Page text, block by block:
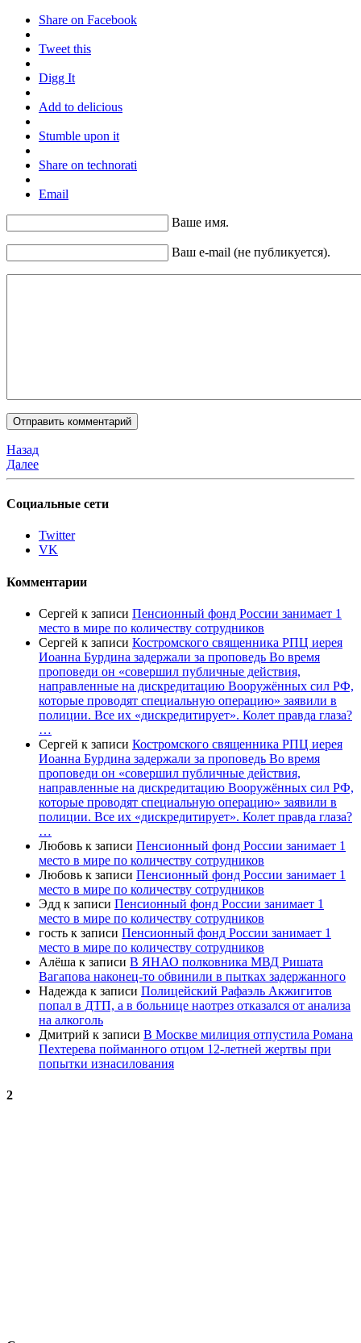
Share on Facebook
Tweet this
Digg It
Add to delicious
Stumble upon it
Share on technorati
Email
Ваше имя.
Ваш e-mail (не публикуется).
Назад
Далее
Социальные сети
Twitter
VK
Комментарии
Сергей к записи Пенсионный фонд России занимает 1
место в мире по количеству сотрудников
Сергей к записи Костромского священника РПЦ иерея
Иоанна Бурдина задержали за проповедь Во время
проповеди он «совершил публичные действия,
направленные на дискредитацию Вооружённых сил РФ,
которые проводят специальную операцию» заявили в
полиции. Все их «дискредитирует». Колет правда глаза?
…
Сергей к записи Костромского священника РПЦ иерея
Иоанна Бурдина задержали за проповедь Во время
проповеди он «совершил публичные действия,
направленные на дискредитацию Вооружённых сил РФ,
которые проводят специальную операцию» заявили в
полиции. Все их «дискредитирует». Колет правда глаза?
…
Любовь к записи Пенсионный фонд России занимает 1
место в мире по количеству сотрудников
Любовь к записи Пенсионный фонд России занимает 1
место в мире по количеству сотрудников
Эдд к записи Пенсионный фонд России занимает 1
место в мире по количеству сотрудников
гость к записи Пенсионный фонд России занимает 1
место в мире по количеству сотрудников
Алёша к записи В ЯНАО полковника МВД Ришата
Вагапова наконец-то обвинили в пытках задержанного
Надежда к записи Полицейский Рафаэль Акжигитов
попал в ДТП, а в больнице наотрез отказался от анализа
на алкоголь
Дмитрий к записи В Москве милиция отпустила Романа
Пехтерева пойманного отцом 12-летней жертвы при
попытки изнасилования
2